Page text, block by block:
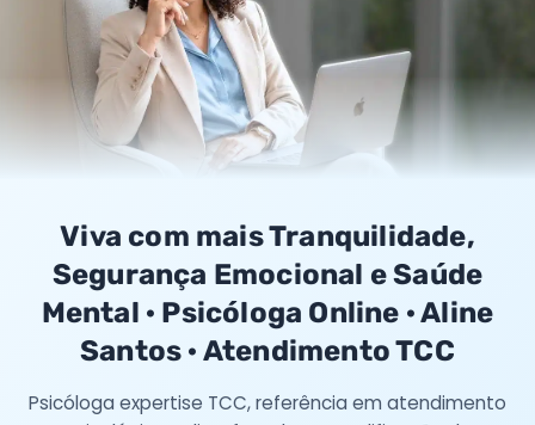
Viva com mais Tranquilidade,
Segurança Emocional e Saúde
Mental · Psicóloga Online · Aline
Santos · Atendimento TCC
Psicóloga expertise TCC, referência em atendimento